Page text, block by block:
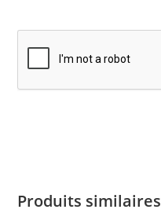
Produits similaires